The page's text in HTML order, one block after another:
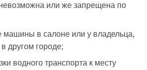
или же запрещена по
машины в салоне или у владельца,
другом городе;
водного транспорта к месту